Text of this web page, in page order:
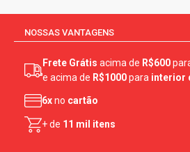
NOSSAS VANTAGENS
Frete Grátis acima de R$600
e acima de R$1000para interior
6xno cartão
+ de 11 mil itens